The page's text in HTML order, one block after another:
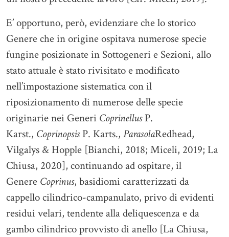
E’ opportuno, però, evidenziare che lo storico
Genere che in origine ospitava numerose specie
fungine posizionate in Sottogeneri e Sezioni, allo
stato attuale è stato rivisitato e modificato
nell’impostazione sistematica con il
riposizionamento di numerose delle specie
originarie nei Generi CoprinellusP.
Karst., CoprinopsisP. Karts., ParasolaRedhead,
Vilgalys & Hopple [Bianchi, 2018; Miceli, 2019; La
Chiusa, 2020], continuando ad ospitare, il
Genere Coprinus, basidiomi caratterizzati da
cappello cilindrico-campanulato, privo di evidenti
residui velari, tendente alla deliquescenza e da
gambo cilindrico provvisto di anello [La Chiusa,